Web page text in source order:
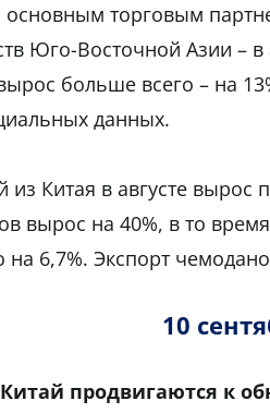
основным торговым
Юго-Восточной Азии –
больше всего – на
данных.
из Китая в августе вырос
вырос на 40%, в то
6,7%. Экспорт
10
продвигаются к